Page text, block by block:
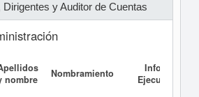
y Auditor de Cuentas
nombre
Nombramiento
Informe
Ejecutivo